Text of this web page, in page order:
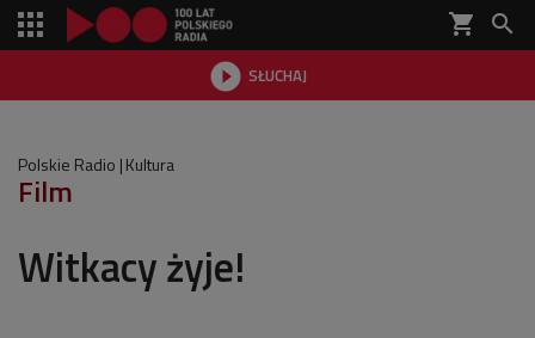
shopping_cart 
 SŁUCHAJ

Polskie Radio Kultura
Film
Witkacy żyje!